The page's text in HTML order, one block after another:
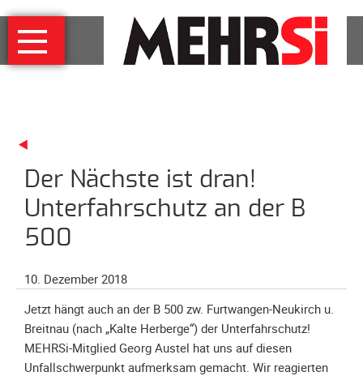
Navigation
überspringen
MEHRSi
Wer
Ziel
und
Strategie
Schirmherrschaft
für
MEHRSi
Unterstützen
Spendenkonto
Der Nächste ist dran!
Unterfahrschutz an der B
500
10. Dezember 2018
Jetzt hängt auch an der B 500 zw. Furtwangen-Neukirch u.
Breitnau (nach „Kalte Herberge“) der Unterfahrschutz!
MEHRSi-Mitglied Georg Austel hat uns auf diesen
Unfallschwerpunkt aufmerksam gemacht. Wir reagierten